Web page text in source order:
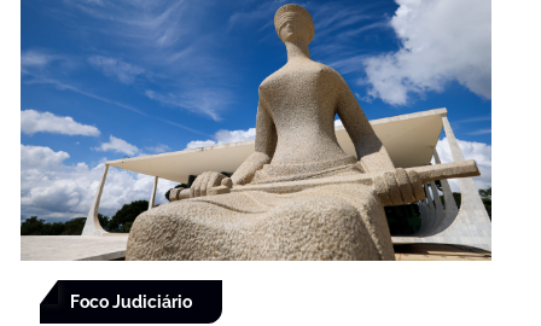
Foco Judiciário